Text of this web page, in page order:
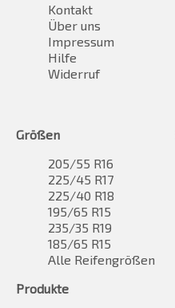
Kontakt
Über uns
Impressum
Hilfe
Widerruf
Größen
205/55 R16
225/45 R17
225/40 R18
195/65 R15
235/35 R19
185/65 R15
Alle Reifengrößen
Produkte